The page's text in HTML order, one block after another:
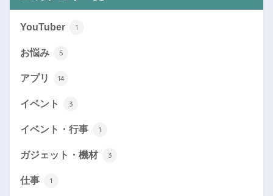
YouTuber 1
お悩み 5
アプリ 14
イベント 3
イベント・行事 1
ガジェット・機材 3
仕事 1